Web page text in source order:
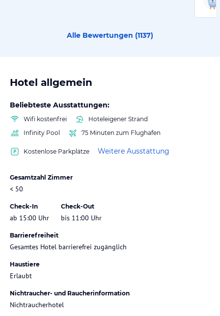
Alle Bewertungen (1137)
Hotel allgemein
Beliebteste Ausstattungen:
Wifi kostenfrei
Hoteleigener Strand
Infinity Pool
75 Minuten zum Flughafen
Kostenlose Parkplätze Weitere Ausstattung
Gesamtzahl Zimmer
< 50
Check-In
ab 15:00 Uhr
Check-Out
bis 11:00 Uhr
Barrierefreiheit
Gesamtes Hotel barrierefrei zugänglich
Haustiere
Erlaubt
Nichtraucher- und Raucherinformation
Nichtraucherhotel